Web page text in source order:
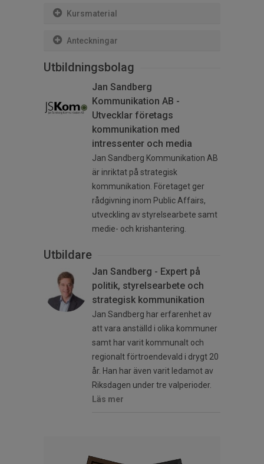
Kursmaterial
Anteckningar
Utbildningsbolag
Jan Sandberg
Kommunikation AB -
Utvecklar företags
kommunikation med
intressenter och media
Jan Sandberg Kommunikation AB
är inriktat på strategisk
kommunikation. Företaget ger
rådgivning inom Public Affairs,
utveckling av styrelsearbete samt
medie- och krishantering.
Utbildare
Jan Sandberg - Expert på
politik, styrelsearbete och
strategisk kommunikation
Jan Sandberg har erfarenhet av
att vara anställd i olika kommuner
samt har varit kommunalt och
regionalt förtroendevald i drygt 20
år. Han har även varit ledamot av
Riksdagen under tre valperioder.
Läs mer